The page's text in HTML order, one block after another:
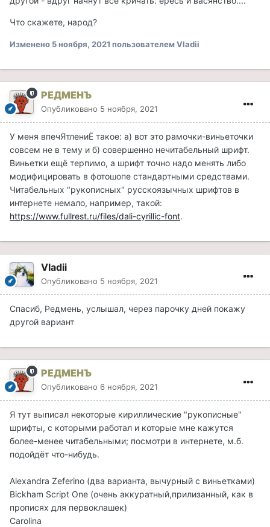
Что скажете, народ?
Изменено 5 ноября, 2021 пользователем Vladii
РЕДМЕНЪ
Опубликовано 5 ноября, 2021
У меня впечЯтлениЁ такое: а) вот это рамочки-виньеточки
совсем не в тему и б) совершенно нечитабельный шрифт.
Виньетки ещё терпимо, а шрифт точно надо менять либо
модифицировать в фотошопе стандартными средствами.
Читабельных "рукописных" русскоязычных шрифтов в
интернете немало, например, такой:
https://www.fullrest.ru/files/dali-cyrillic-font.
Vladii
Опубликовано 5 ноября, 2021
Спасиб, Редмень, услышал, через парочку дней покажу
другой вариант
РЕДМЕНЪ
Опубликовано 6 ноября, 2021
Я тут выписал некоторые кириллические "рукописные"
шрифты, с которыми работал и которые мне кажутся
более-менее читабельными; посмотри в интернете, м.б.
подойдёт что-нибудь.
Alexandra Zeferino (два варианта, вычурный с виньетками)
Bickham Script One (очень аккуратный,прилизанный, как в
прописях для первоклашек)
Carolina